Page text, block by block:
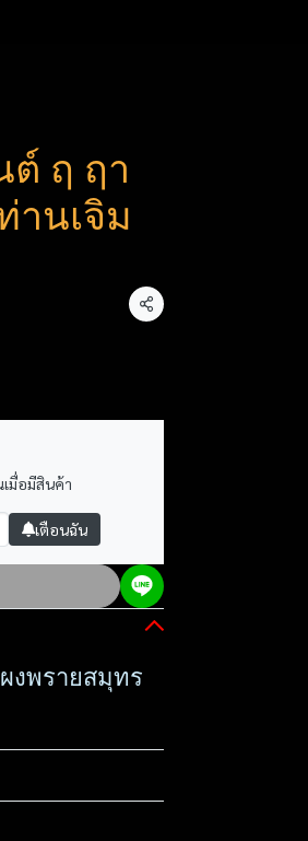
ฤ ฤา
านเจิม
แชร์
มื่อมีสินค้า
เตือนฉัน
งพรายสมุทร